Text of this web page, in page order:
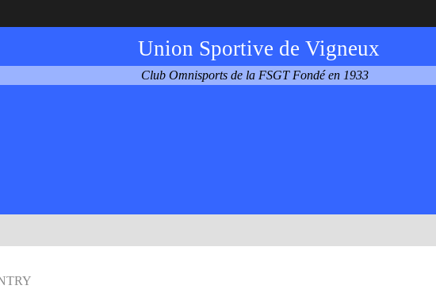
Union Sportive de Vigneux
Club Omnisports de la FSGT Fondé en 1933